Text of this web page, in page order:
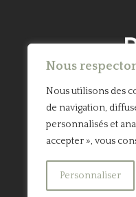
Nous
Nous utilisons des
de navigation,
personnalisés et
accepter », vous
Personnaliser